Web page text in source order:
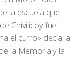
la escuela que
Chivilicoy fue
el curro» decía la
la Memoria y la